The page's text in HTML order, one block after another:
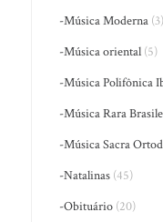
-Música Moderna (3)
-Música oriental (5)
-Música Polifônica
-Música Rara
-Música Sacra
-Natalinas (45)
-Obituário (20)